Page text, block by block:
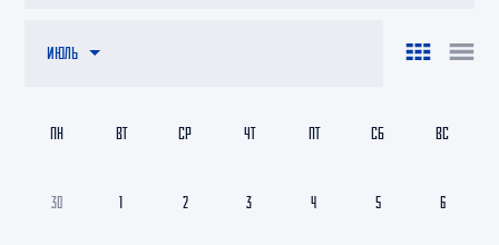
ИЮЛЬ
30 1 2 3 4 5 6
ПН ВТ СР ЧТ ПТ СБ ВС